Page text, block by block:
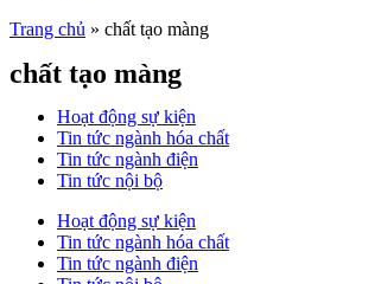
Trang chủ » chất tạo màng
chất tạo màng
Hoạt động sự kiện
Tin tức ngành hóa chất
Tin tức ngành điện
Tin tức nội bộ
Hoạt động sự kiện
Tin tức ngành hóa chất
Tin tức ngành điện